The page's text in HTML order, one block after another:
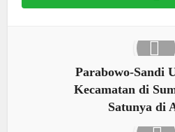
Parabowo-Sandi
Kecamatan di
Satunya di